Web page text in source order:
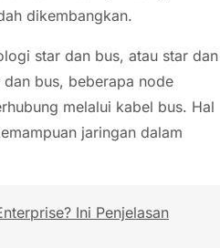
dikembangkan.
star dan bus, atau star dan
bus, beberapa node
melalui kabel bus. Hal
jaringan dalam
Ini Penjelasan